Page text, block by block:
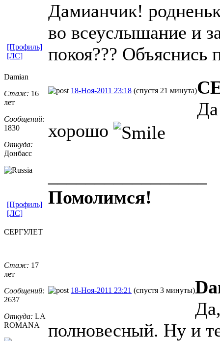
Дамианчик!
во всеуслышание и
покоя??? Объяснись
[Профиль]
[ЛС]
Damian
Стаж: 16
лет
Сообщений:
1830
Откуда:
Донбасс
18-Ноя-2011 23:18 (спустя 21 минута)
хорошо
Помолимся!
[Профиль]
[ЛС]
СЕРГУЛЕТ
Стаж: 17
лет
Сообщений:
2637
Откуда: LA
ROMANA
18-Ноя-2011 23:21 (спустя 3 минуты)
полновесный. Ну и